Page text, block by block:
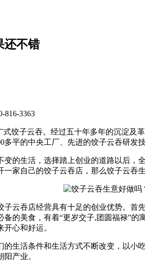
还不错
816-3363
式饺子云吞。经过五十年多年的沉淀
平的中央工厂、先进的饺子云吞研
的生活，选择踏上创业的道路以后
家自己的饺子云吞店，那么饺子云吞
云吞店经营具有十足的创业优势。
的美食，有着“更岁交子,团圆福禄”
心和好运。
生活条件和生活方式不断改变，以
产业。